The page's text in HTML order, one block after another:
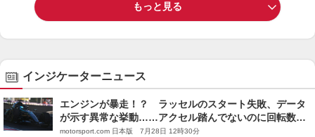
もっと見る
インジケーターニュース
エンジンが暴走！？ ラッセルのスタート失敗、データ
が示す異常な挙動……アクセル踏んでないのに回転数が
大暴れ
motorsport.com 日本版 7月28日 12時30分